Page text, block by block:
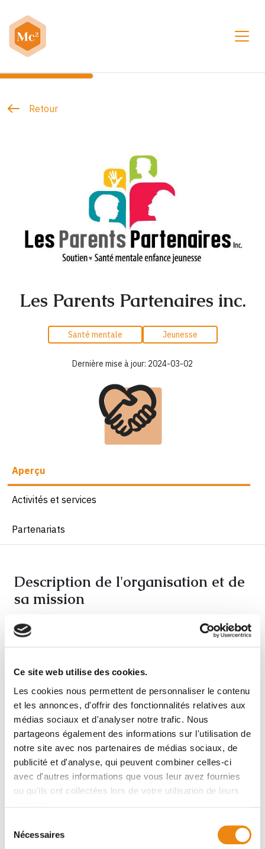
Ce site web utilise des cookies.
Les cookies nous permettent de personnaliser le contenu
et les annonces, d'offrir des fonctionnalités relatives aux
médias sociaux et d'analyser notre trafic. Nous
partageons également des informations sur l'utilisation de
notre site avec nos partenaires de médias sociaux, de
publicité et d'analyse, qui peuvent combiner celles-ci
avec d'autres informations que vous leur avez fournies
ou qu'ils ont collectées lors de votre utilisation de leurs
Nécessaires
Retour
Les Parents Partenaires inc.
Santé mentale Jeunesse
Dernière mise à jour: 2024-03-02
Aperçu
Activités et services
Partenariats
Description de l'organisation et de
sa mission
mentale et promouvoir le mieux-être des
enfants/adolescents et leurs familles.
Veuillez autoriser les cookies de type "Préférences"
pour afficher la carte.